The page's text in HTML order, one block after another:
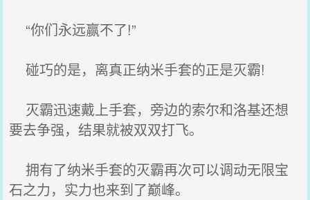
“你们永远赢不了!”
碰巧的是，离真正纳米手套的正是灭霸!
灭霸迅速戴上手套，旁边的索尔和洛基还想
要去争强，结果就被双双打飞。
拥有了纳米手套的灭霸再次可以调动无限宝
石之力，实力也来到了巅峰。